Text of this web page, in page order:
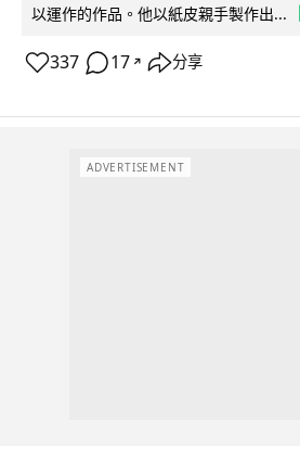
以運作的作品。他以紙皮親手製作出...
337 17 ↗ 分享
ADVERTISEMENT